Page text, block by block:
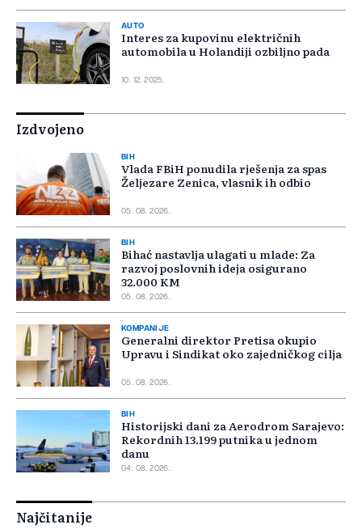
AUTO
Interes za kupovinu električnih
automobila u Holandiji ozbiljno pada
10. 12. 2025.
Izdvojeno
BIH
Vlada FBiH ponudila rješenja za spas
Željezare Zenica, vlasnik ih odbio
05. 08. 2026.
BIH
Bihać nastavlja ulagati u mlade: Za
razvoj poslovnih ideja osigurano
32.000 KM
05. 08. 2026.
KOMPANIJE
Generalni direktor Pretisa okupio
Upravu i Sindikat oko zajedničkog cilja
05. 08. 2026.
BIH
Historijski dani za Aerodrom Sarajevo:
Rekordnih 13.199 putnika u jednom
danu
04. 08. 2026.
Najčitanije